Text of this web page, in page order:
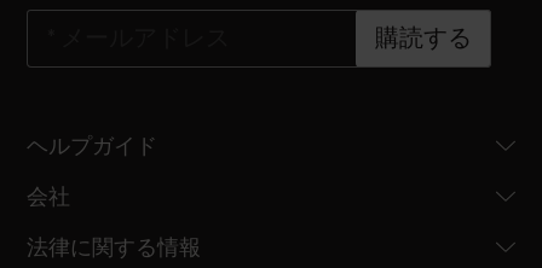
購読する
ヘルプガイド
会社
法律に関する情報